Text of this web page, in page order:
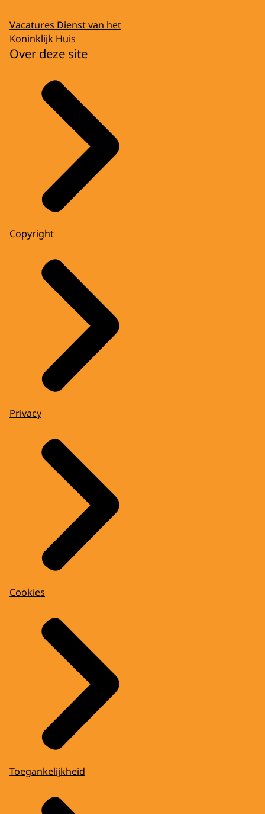
Vacatures Dienst van het
Koninklijk Huis
Over deze site
Copyright
Privacy
Cookies
Toegankelijkheid